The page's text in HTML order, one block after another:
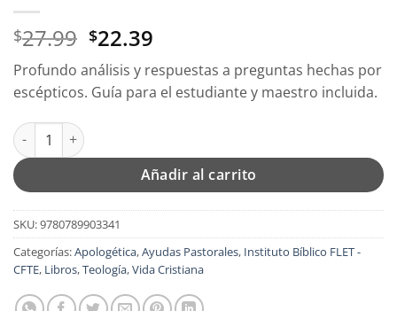
$27.99 El
precio
original
era:
$22.39
precio
actual
es:
Profundo análisis y respuestas a preguntas hechas por
escépticos. Guía para el estudiante y maestro incluida.
Apologética - Tapa Blanda – Norman Geisler cantidad
Añadir al carrito
SKU:9780789903341
Categorías:Apologética,Ayudas Pastorales, Instituto Bíblico FLET -
CFTE, Libros,Teología,Vida Cristiana